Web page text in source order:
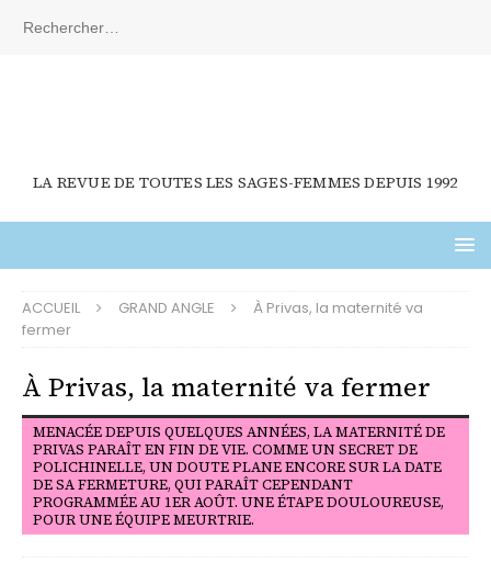
LA REVUE DE TOUTES LES SAGES-FEMMES DEPUIS 1992
ACCUEIL GRAND ANGLE
À Privas, la maternité va
fermer
À Privas, la maternité va fermer
MENACÉE DEPUIS QUELQUES ANNÉES, LA MATERNITÉ DE
PRIVAS PARAÎT EN FIN DE VIE. COMME UN SECRET DE
POLICHINELLE, UN DOUTE PLANE ENCORE SUR LA DATE
DE SA FERMETURE, QUI PARAÎT CEPENDANT
PROGRAMMÉE AU 1ER AOÛT. UNE ÉTAPE DOULOUREUSE,
POUR UNE ÉQUIPE MEURTRIE.